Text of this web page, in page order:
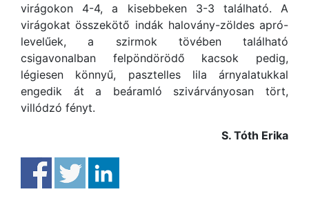
virágokon 4-4, a kisebbeken 3-3 található. A
virágokat összekötő indák halovány-zöldes apró-
levelűek, a szirmok tövében található
csigavonalban felpöndörödő kacsok pedig,
légiesen könnyű, pasztelles lila árnyalatukkal
engedik át a beáramló szivárványosan tört,
villódzó fényt.
S. Tóth Erika